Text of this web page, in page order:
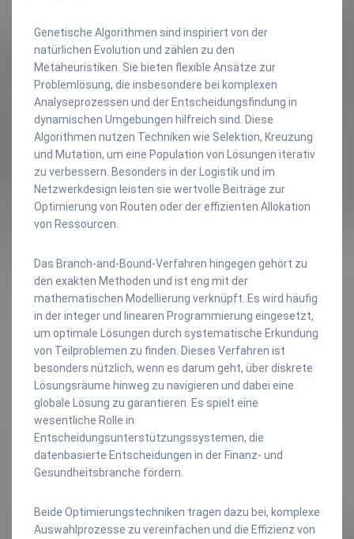
Genetische Algorithmen sind inspiriert von der
natürlichen Evolution und zählen zu den
Metaheuristiken. Sie bieten flexible Ansätze zur
Problemlösung, die insbesondere bei komplexen
Analyseprozessen und der Entscheidungsfindung in
dynamischen Umgebungen hilfreich sind. Diese
Algorithmen nutzen Techniken wie Selektion, Kreuzung
und Mutation, um eine Population von Lösungen iterativ
zu verbessern. Besonders in der Logistik und im
Netzwerkdesign leisten sie wertvolle Beiträge zur
Optimierung von Routen oder der effizienten Allokation
von Ressourcen.
Das Branch-and-Bound-Verfahren hingegen gehört zu
den exakten Methoden und ist eng mit der
mathematischen Modellierung verknüpft. Es wird häufig
in der integer und linearen Programmierung eingesetzt,
um optimale Lösungen durch systematische Erkundung
von Teilproblemen zu finden. Dieses Verfahren ist
besonders nützlich, wenn es darum geht, über diskrete
Lösungsräume hinweg zu navigieren und dabei eine
globale Lösung zu garantieren. Es spielt eine
wesentliche Rolle in
Entscheidungsunterstützungssystemen, die
datenbasierte Entscheidungen in der Finanz- und
Gesundheitsbranche fördern.
Beide Optimierungstechniken tragen dazu bei, komplexe
Auswahlprozesse zu vereinfachen und die Effizienz von